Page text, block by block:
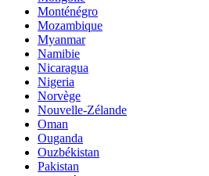
Monténégro
Mozambique
Myanmar
Namibie
Nicaragua
Nigeria
Norvège
Nouvelle-Zélande
Oman
Ouganda
Ouzbékistan
Pakistan